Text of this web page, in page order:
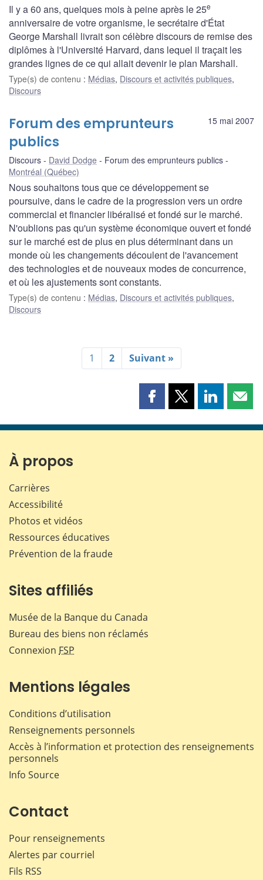
Il y a 60 ans, quelques mois à peine après le 25e
anniversaire de votre organisme, le secrétaire d'État
George Marshall livrait son célèbre discours de remise des
diplômes à l'Université Harvard, dans lequel il traçait les
grandes lignes de ce qui allait devenir le plan Marshall.
Type(s) de contenu : Médias, Discours et activités publiques,
Discours
15 mai 2007
Forum des emprunteurs
publics
Discours David Dodge
Forum des emprunteurs publics
Montréal (Québec)
Nous souhaitons tous que ce développement se
poursuive, dans le cadre de la progression vers un ordre
commercial et financier libéralisé et fondé sur le marché.
N'oublions pas qu'un système économique ouvert et fondé
sur le marché est de plus en plus déterminant dans un
monde où les changements découlent de l'avancement
des technologies et de nouveaux modes de concurrence,
et où les ajustements sont constants.
Type(s) de contenu : Médias, Discours et activités publiques,
Discours
1 2 Suivant »
Partager
page
Partager
page
Partager
page page
À propos
Carrières
Accessibilité
Photos et vidéos
Ressources éducatives
Prévention de la fraude
Sites affiliés
Musée de la Banque du Canada
Bureau des biens non réclamés
Connexion FSP
Mentions légales
Conditions d’utilisation
Renseignements personnels
Accès à l’information et protection des renseignements
personnels
Info Source
Contact
Pour renseignements
Alertes par courriel
Fils RSS